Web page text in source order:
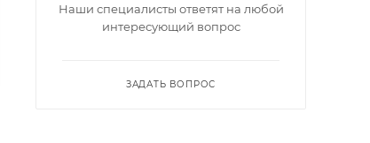
Наши специалисты ответят на любой
интересующий вопрос
ЗАДАТЬ ВОПРОС